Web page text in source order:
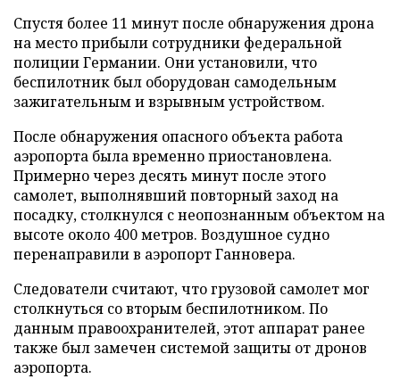
Спустя более 11 минут после обнаружения дрона
на место прибыли сотрудники федеральной
полиции Германии. Они установили, что
беспилотник был оборудован самодельным
зажигательным и взрывным устройством.
После обнаружения опасного объекта работа
аэропорта была временно приостановлена.
Примерно через десять минут после этого
самолет, выполнявший повторный заход на
посадку, столкнулся с неопознанным объектом на
высоте около 400 метров. Воздушное судно
перенаправили в аэропорт Ганновера.
Следователи считают, что грузовой самолет мог
столкнуться со вторым беспилотником. По
данным правоохранителей, этот аппарат ранее
также был замечен системой защиты от дронов
аэропорта.